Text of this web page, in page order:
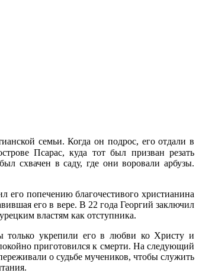
семьи. Когда он подрос, его отдали в
Псарас, куда тот был призван резать
схвачен в саду, где они воровали арбузы.
его попечению благочестивого христианина
его в вере. В 22 года Георгий заключил
властям как отступника.
укрепили его в любви ко Христу и
приготовился к смерти. На следующий
о судьбе мучеников, чтобы служить